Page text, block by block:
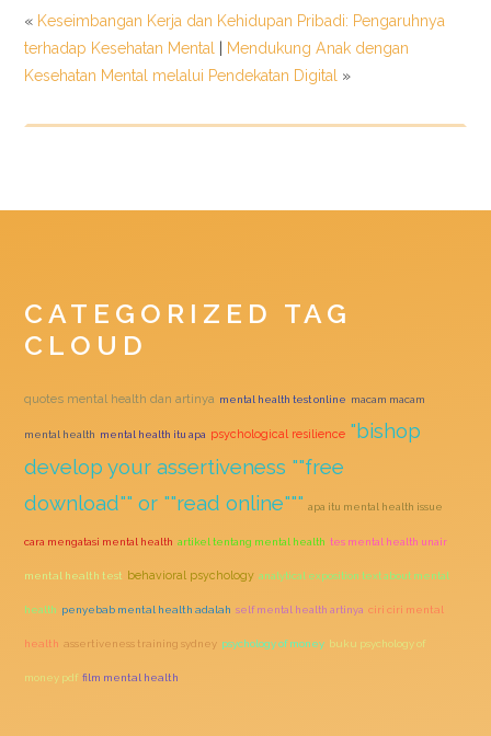
« Keseimbangan Kerja dan Kehidupan Pribadi: Pengaruhnya
terhadap Kesehatan Mental
Mendukung Anak dengan
Kesehatan Mental melalui Pendekatan Digital
»
CATEGORIZED TAG
CLOUD
quotes mental health dan artinya mental health test online macam macam
mental health mental health itu apa psychological resilience "bishop
develop your assertiveness ""free
download"" or ""read online""" apa itu mental health issue
cara mengatasi mental health artikel tentang mental health tes mental health unair
mental health test behavioral psychology analytical exposition text about mental
health penyebab mental health adalah self mental health artinya ciri ciri mental
health assertiveness training sydney psychology of money buku psychology of
money pdf film mental health